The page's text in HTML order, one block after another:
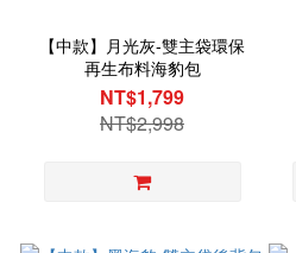
【中款】月光灰-雙主袋環保
再生布料海豹包
NT$1,799
NT$2,998